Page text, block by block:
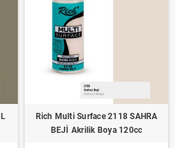
Rich Multi Surface 2118 SAHRA
BEJİ Akrilik Boya 120cc